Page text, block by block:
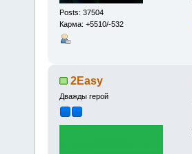
Posts: 37504
Карма: +5510/-532
2Easy
Дважды герой